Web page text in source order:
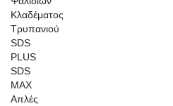
Κλαδέματος
Τρυπανιού
SDS
PLUS
SDS
MAX
Απλές